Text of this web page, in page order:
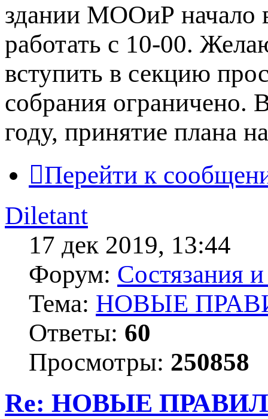
здании МООиР начало в
работать с 10-00.
вступить в секцию
собрания ограничено.
году, принятие плана
Перейти к
Diletant
17 дек 2019, 13:44
Форум: Состязания
Тема: НОВЫЕ
Ответы: 60
Просмотры: 250858
Re: НОВЫЕ